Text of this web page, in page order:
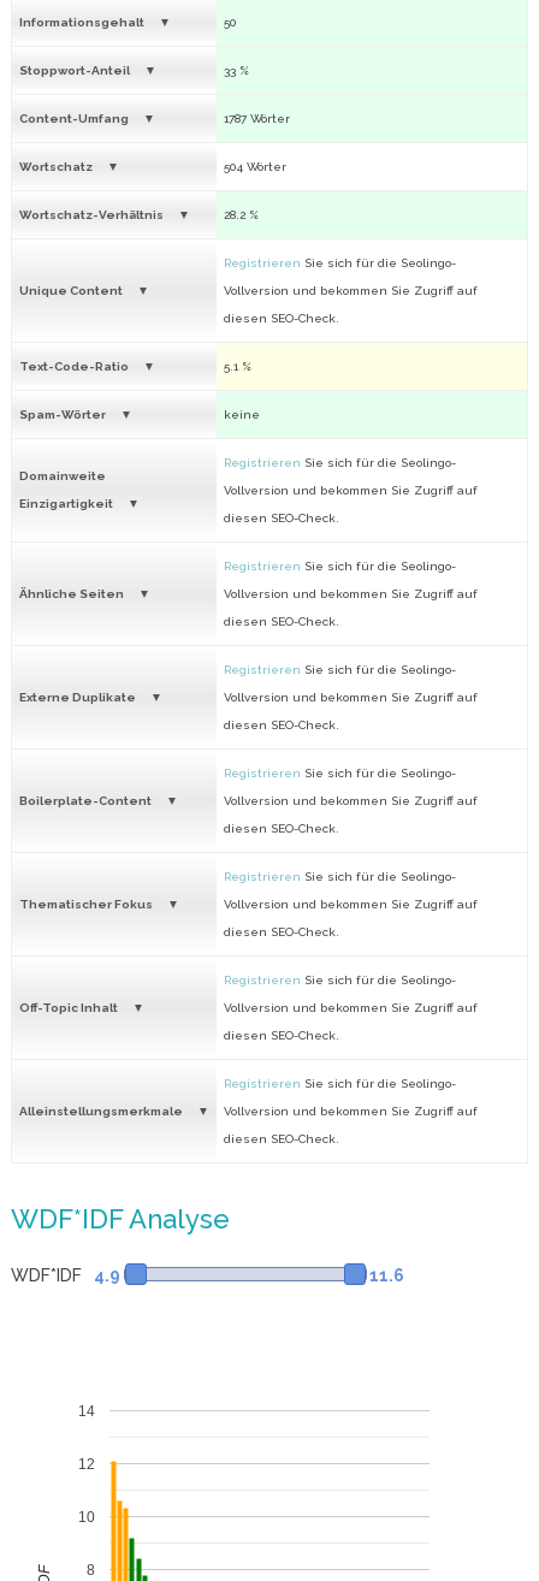
Informationsgehalt 50
Stoppwort-Anteil 33 %
Content-Umfang 1787 Wörter
Wortschatz 504 Wörter
Wortschatz-Verhältnis 28.2 %
Unique Content
Registrieren Sie sich für die Seolingo-
Vollversion und bekommen Sie Zugriff auf
diesen SEO-Check.
Text-Code-Ratio 5.1 %
Spam-Wörter keine
Domainweite
Einzigartigkeit
Registrieren Sie sich für die Seolingo-
Vollversion und bekommen Sie Zugriff auf
diesen SEO-Check.
Ähnliche Seiten
Registrieren Sie sich für die Seolingo-
Vollversion und bekommen Sie Zugriff auf
diesen SEO-Check.
Externe Duplikate
Registrieren Sie sich für die Seolingo-
Vollversion und bekommen Sie Zugriff auf
diesen SEO-Check.
Boilerplate-Content
Registrieren Sie sich für die Seolingo-
Vollversion und bekommen Sie Zugriff auf
diesen SEO-Check.
Thematischer Fokus
Registrieren Sie sich für die Seolingo-
Vollversion und bekommen Sie Zugriff auf
diesen SEO-Check.
Off-Topic Inhalt
Registrieren Sie sich für die Seolingo-
Vollversion und bekommen Sie Zugriff auf
diesen SEO-Check.
Alleinstellungsmerkmale
Registrieren Sie sich für die Seolingo-
Vollversion und bekommen Sie Zugriff auf
diesen SEO-Check.
WDF*IDF Analyse
WDF*IDF 4.9 11.6
8
10
12
14